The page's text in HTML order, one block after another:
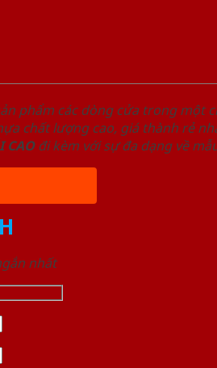
phẩm các dòng cửa trong một
chất lượng cao, giá thành rẻ
CAOđi kèm với sự đa dạng về
nhất